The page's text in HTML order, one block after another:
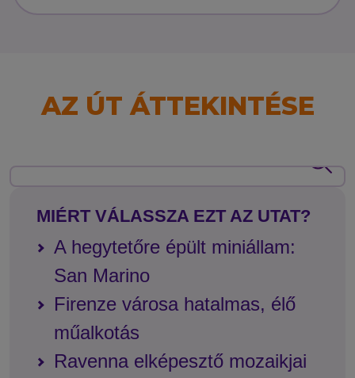
AZ ÚT ÁTTEKINTÉSE
MIÉRT VÁLASSZA EZT AZ UTAT?
A hegytetőre épült miniállam:
San Marino
Firenze városa hatalmas, élő
műalkotás
Ravenna elképesztő mozaikjai